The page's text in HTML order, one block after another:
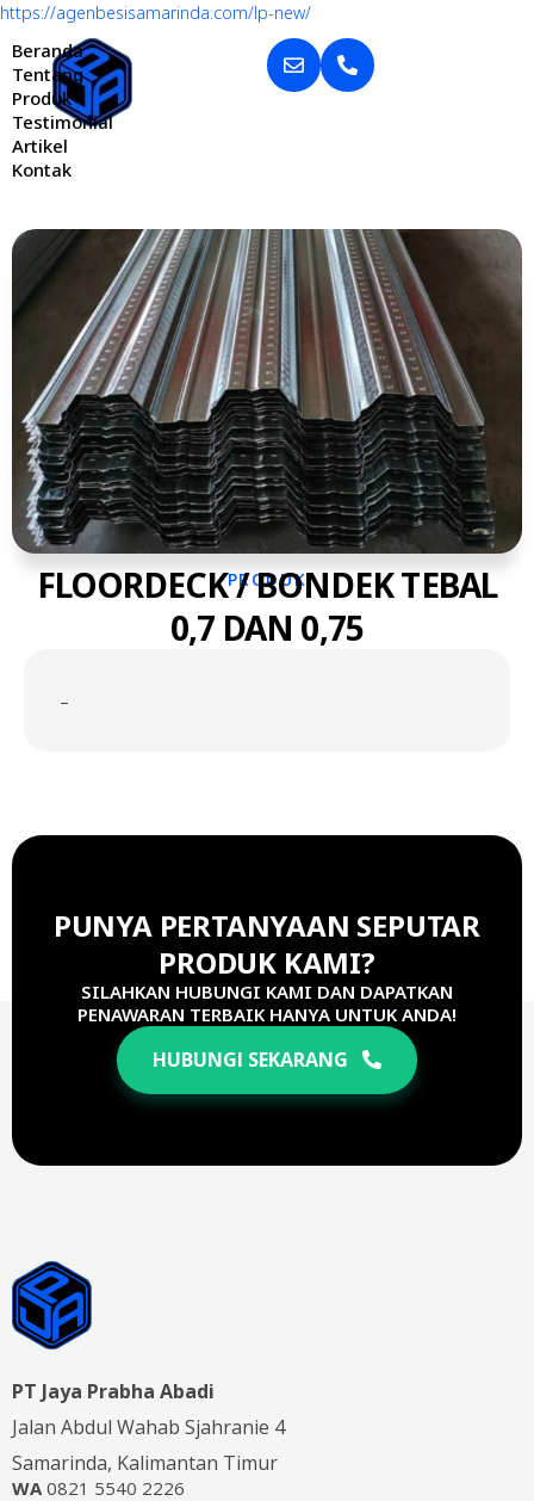
https://agenbesisamarinda.com/lp-new/
Beranda
Tentang
Produk
Testimonial
Artikel
Kontak
PRODUK
FLOORDECK / BONDEK TEBAL
0,7 DAN 0,75
–
PUNYA PERTANYAAN SEPUTAR
PRODUK KAMI?
SILAHKAN HUBUNGI KAMI DAN DAPATKAN
PENAWARAN TERBAIK HANYA UNTUK ANDA!
HUBUNGI SEKARANG
PT Jaya Prabha Abadi
Jalan Abdul Wahab Sjahranie 4
Samarinda, Kalimantan Timur
WA 0821 5540 2226